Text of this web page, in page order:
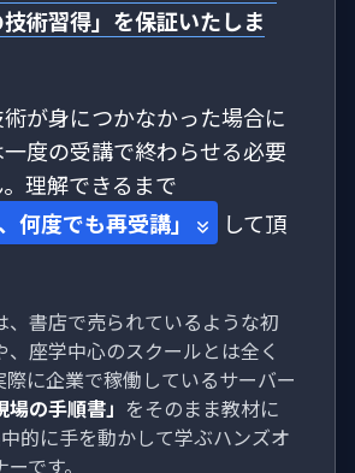
術習得」を保証いたしま
が身につかなかった場合に
度の受講で終わらせる必要
理解できるまで
何度でも再受講」
して頂
、書店で売られているような初
、座学中心のスクールとは全く
際に企業で稼働しているサーバー
場の手順書」 をそのまま教材に
的に手を動かして学ぶハンズオ
です。